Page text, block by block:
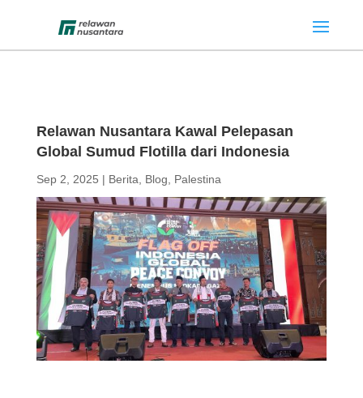
Relawan Nusantara Kawal Pelepasan
Global Sumud Flotilla dari Indonesia
Sep 2, 2025 | Berita Blog Palestina